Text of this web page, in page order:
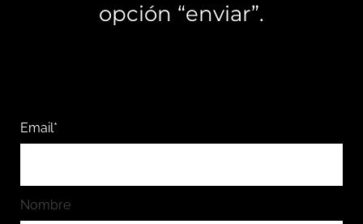
opción “enviar”.
Email*
Nombre